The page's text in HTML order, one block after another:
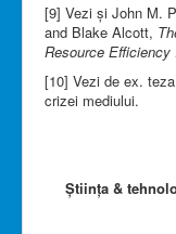
[9] Vezi și John M.
and Blake Alcott,
Resource Efficiency
[10] Vezi de ex.
crizei mediului.
Știința &